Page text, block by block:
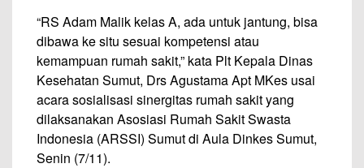
“RS Adam Malik kelas A, ada untuk jantung, bisa
dibawa ke situ sesuai kompetensi atau
kemampuan rumah sakit,” kata Plt Kepala Dinas
Kesehatan Sumut, Drs Agustama Apt MKes usai
acara sosialisasi sinergitas rumah sakit yang
dilaksanakan Asosiasi Rumah Sakit Swasta
Indonesia (ARSSI) Sumut di Aula Dinkes Sumut,
Senin (7/11).